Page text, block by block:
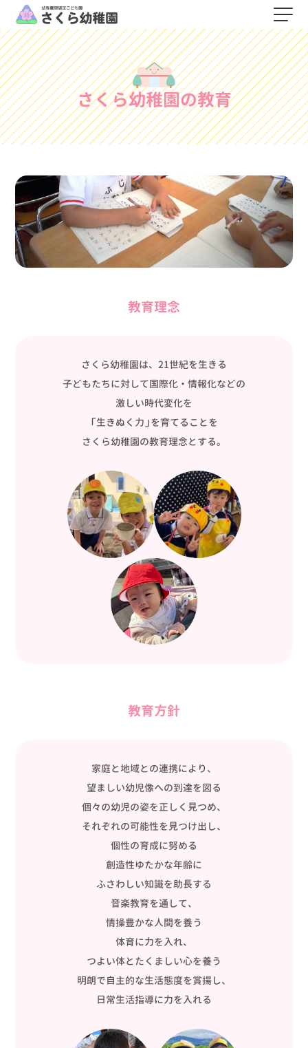
さくら幼稚園の教育
教育理念
さくら幼稚園は、21世紀を生きる
子どもたちに対して国際化・情報化などの
激しい時代変化を
「生きぬく力」を育てることを
さくら幼稚園の教育理念とする。
教育方針
家庭と地域との連携により、
望ましい幼児像への到達を図る
個々の幼児の姿を正しく見つめ、
それぞれの可能性を見つけ出し、
個性の育成に努める
創造性ゆたかな年齢に
ふさわしい知識を助長する
音楽教育を通して、
情操豊かな人間を養う
体育に力を入れ、
つよい体とたくましい心を養う
明朗で自主的な生活態度を賞揚し、
日常生活指導に力を入れる